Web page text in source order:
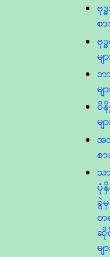
ဗု
စ
ဗု
မျ
ဘ
မျ
ဝိ
မျ
အ
စ
သ
ပုံ
ခွဲ
တ
ဆို
မျ